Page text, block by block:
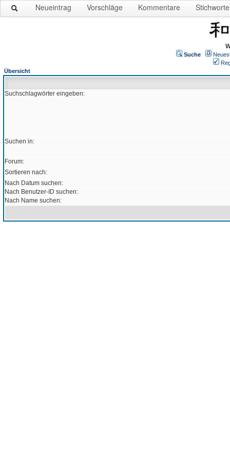
Neueintrag Vorschläge Kommentare Stichworte
Suche
Übersicht
Suchschlagwörter eingeben:
Suchen in:
Forum:
Sortieren nach:
Nach Datum suchen:
Nach Benutzer-ID suchen:
Nach Name suchen: